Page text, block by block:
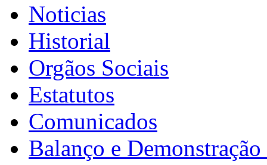
Noticias
Historial
Orgãos Sociais
Estatutos
Comunicados
Balanço e